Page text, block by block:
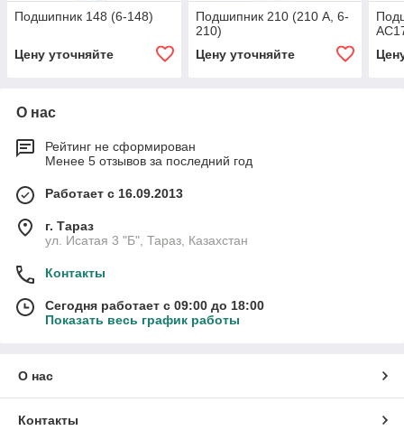
Подшипник 148 (6-148)
Цену уточняйте
Подшипник 210 (210 А, 6-
210)
Цену уточняйте
О нас
Рейтинг не сформирован
Менее 5 отзывов за последний год
Работает с 16.09.2013
г. Тараз
ул. Исатая 3 "Б", Тараз, Казахстан
Контакты
Сегодня работает с 09:00 до 18:00
Показать весь график работы
О нас
Контакты